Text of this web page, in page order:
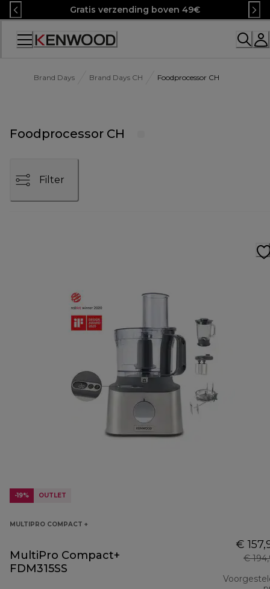
Skip
to
Content
Gratis verzending boven 49€
Accessibility
Brand Days Brand Days CH Foodprocessor CH
Foodprocessor CH
Filter
-19% OUTLET
MULTIPRO COMPACT +
MultiPro Compact+
FDM315SS
€
€